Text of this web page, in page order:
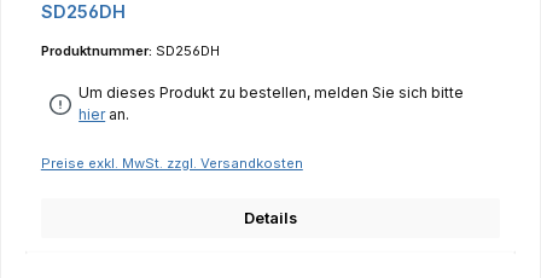
SD256DH
Produktnummer: SD256DH
Um dieses Produkt zu bestellen, melden Sie sich bitte
hieran.
Preise exkl. MwSt. zzgl. Versandkosten
Details